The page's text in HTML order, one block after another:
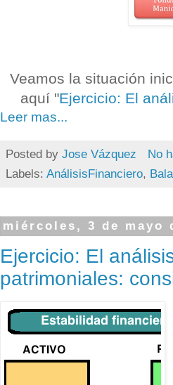
Veamos la situación
aquí "Ejercicio: El
Leer mas...
Posted by Jose Vázquez
No
Labels: AnálisisFinanciero,
miércoles, 3 de mayo
Ejercicio: El
patrimoniales: